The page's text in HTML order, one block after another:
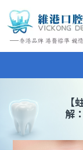
醫院簡介
微信預約
【
解